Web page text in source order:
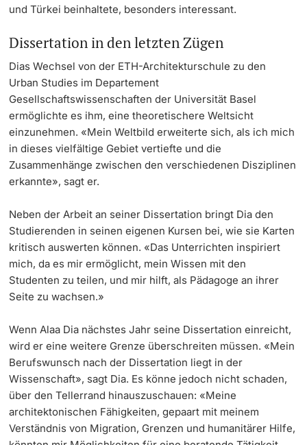
und Türkei beinhaltete, besonders interessant.
Dissertation in den letzten Zügen
Dias Wechsel von der ETH-Architekturschule zu den
Urban Studies im Departement
Gesellschaftswissenschaften der Universität Basel
ermöglichte es ihm, eine theoretischere Weltsicht
einzunehmen. «Mein Weltbild erweiterte sich, als ich mich
in dieses vielfältige Gebiet vertiefte und die
Zusammenhänge zwischen den verschiedenen Disziplinen
erkannte», sagt er.
Neben der Arbeit an seiner Dissertation bringt Dia den
Studierenden in seinen eigenen Kursen bei, wie sie Karten
kritisch auswerten können. «Das Unterrichten inspiriert
mich, da es mir ermöglicht, mein Wissen mit den
Studenten zu teilen, und mir hilft, als Pädagoge an ihrer
Seite zu wachsen.»
Wenn Alaa Dia nächstes Jahr seine Dissertation einreicht,
wird er eine weitere Grenze überschreiten müssen. «Mein
Berufswunsch nach der Dissertation liegt in der
Wissenschaft», sagt Dia. Es könne jedoch nicht schaden,
über den Tellerrand hinauszuschauen: «Meine
architektonischen Fähigkeiten, gepaart mit meinem
Verständnis von Migration, Grenzen und humanitärer Hilfe,